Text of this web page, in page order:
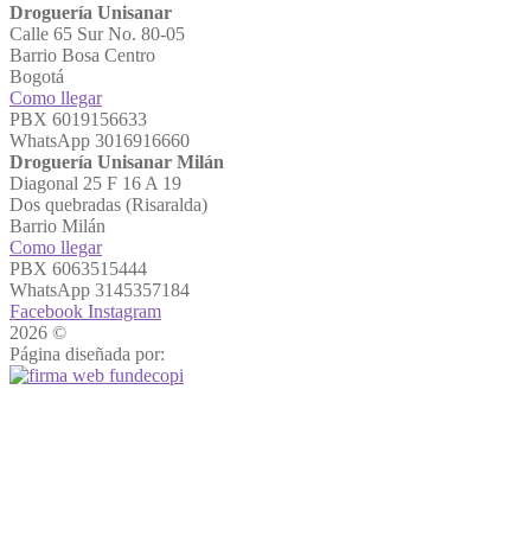
Droguería Unisanar
Calle 65 Sur No. 80-05
Barrio Bosa Centro
Bogotá
Como llegar
PBX 6019156633
WhatsApp 3016916660
Droguería Unisanar Milán
Diagonal 25 F 16 A 19
Dos quebradas (Risaralda)
Barrio Milán
Como llegar
PBX 6063515444
WhatsApp 3145357184
Facebook Instagram
2026 ©
Página diseñada por: